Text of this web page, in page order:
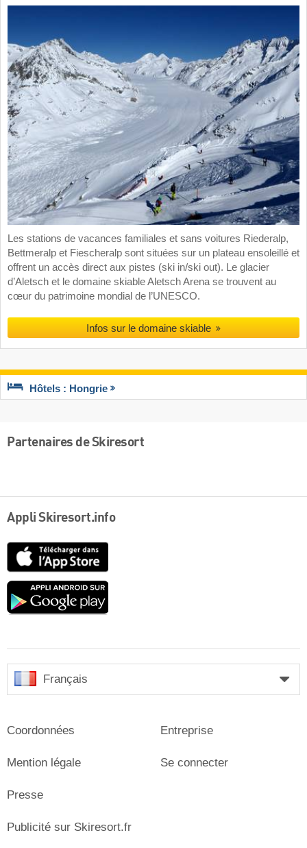
Les stations de vacances familiales et sans voitures Riederalp,
Bettmeralp et Fiescheralp sont situées sur un plateau ensoleillé et
offrent un accès direct aux pistes (ski in/ski out). Le glacier
d’Aletsch et le domaine skiable Aletsch Arena se trouvent au
cœur du patrimoine mondial de l’UNESCO.
Infos sur le domaine skiable
Hôtels : Hongrie
Partenaires de Skiresort
Appli Skiresort.info
Google
Français
Coordonnées
Mention légale
Presse
Entreprise
Se connecter
Publicité sur Skiresort.fr